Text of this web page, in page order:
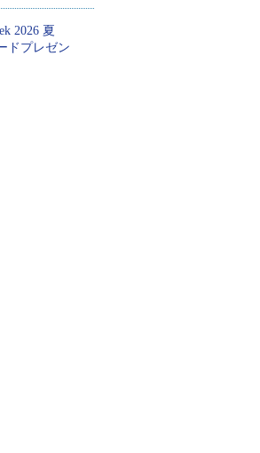
2026 夏
ドプレゼン